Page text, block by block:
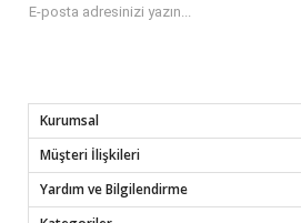
Kurumsal
Müşteri İlişkileri
Yardım ve Bilgilendirme